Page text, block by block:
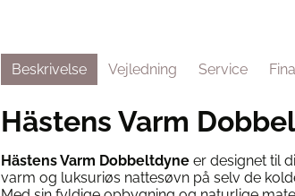
Beskrivelse Vejledning Service
Hästens Varm
Hästens Varm Dobbeltdyneer designet til
varm og luksuriøs nattesøvn på selv de